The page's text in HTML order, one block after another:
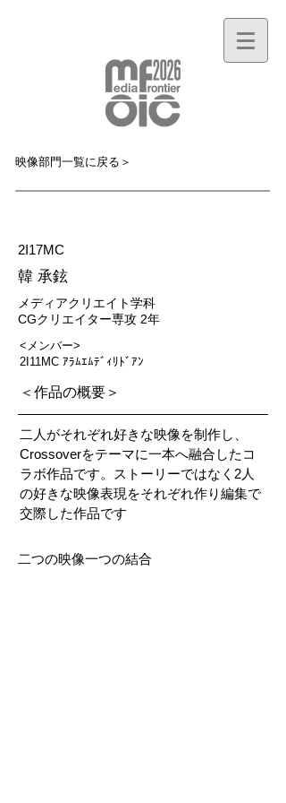
映像部門一覧に戻る＞
2I17MC
韓 承鉉
メディアクリエイト学科
CGクリエイター専攻 2年
<メンバー>
2I11MC ｱﾗﾑｴﾑﾃﾞｨﾘﾄﾞｱﾝ
＜作品の概要＞
二人がそれぞれ好きな映像を制作し、
Crossoverをテーマに一本へ融合したコ
ラボ作品です。ストーリーではなく2人
の好きな映像表現をそれぞれ作り編集で
交際した作品です
二つの映像一つの結合